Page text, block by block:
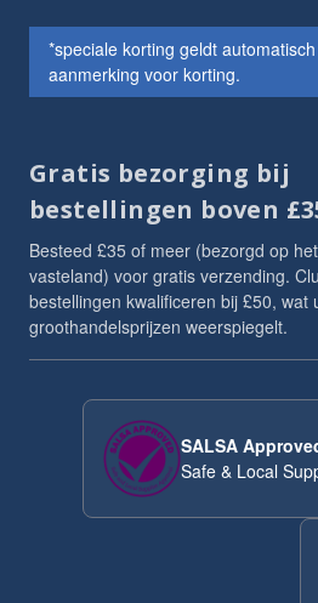
*speciale korting geldt
aanmerking voor korting.
Gratis bezorging bij
bestellingen boven
Besteed £35 of meer (bezorgd op
vasteland) voor gratis verzending.
bestellingen kwalificeren bij £50, wat
groothandelsprijzen weerspiegelt.
SALSA
Safe & Local